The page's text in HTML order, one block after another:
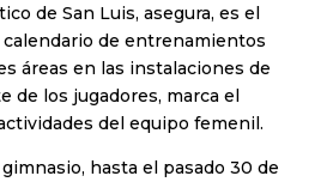
de San Luis, asegura, es el
de entrenamientos
áreas en las instalaciones de
de los jugadores, marca el
del equipo femenil.
hasta el pasado 30 de